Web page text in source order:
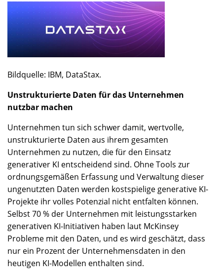
Bildquelle: IBM, DataStax.
Unstrukturierte Daten für das Unternehmen
nutzbar machen
Unternehmen tun sich schwer damit, wertvolle,
unstrukturierte Daten aus ihrem gesamten
Unternehmen zu nutzen, die für den Einsatz
generativer KI entscheidend sind. Ohne Tools zur
ordnungsgemäßen Erfassung und Verwaltung dieser
ungenutzten Daten werden kostspielige generative KI-
Projekte ihr volles Potenzial nicht entfalten können.
Selbst 70 % der Unternehmen mit leistungsstarken
generativen KI-Initiativen haben laut McKinsey
Probleme mit den Daten, und es wird geschätzt, dass
nur ein Prozent der Unternehmensdaten in den
heutigen KI-Modellen enthalten sind.